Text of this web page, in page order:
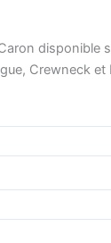
disponible
Crewneck et